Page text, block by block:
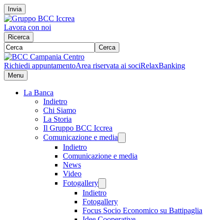
Invia
Lavora con noi
Ricerca
Cerca
Richiedi appuntamentoArea riservata ai sociRelaxBanking
Menu
La Banca
Indietro
Chi Siamo
La Storia
Il Gruppo BCC Iccrea
Comunicazione e media
Indietro
Comunicazione e media
News
Video
Fotogallery
Indietro
Fotogallery
Focus Socio Economico su Battipaglia